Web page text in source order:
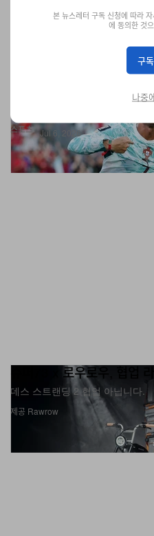
스포츠
크리스티아누 호날두, 월드
Jul 6, 2026
슈퍼73 x 로우로우, 협업
데스 스트랜딩 2 협업 아닙니다.
제공 Rawrow
본 뉴스레터 구독 신청에 따라 자
에 동의한 것
구
나중